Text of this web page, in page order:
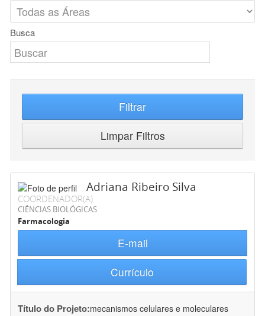
Busca
Filtrar
Limpar Filtros
Adriana Ribeiro Silva
COORDENADOR(A)
CIÊNCIAS BIOLÓGICAS
Farmacologia
E-mail
Currículo
Título do Projeto:mecanismos celulares e moleculares